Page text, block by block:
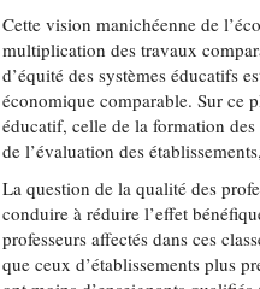
Cette vision manichéenne de
multiplication des travaux
d’équité des systèmes éducatifs
économique comparable. Sur ce
éducatif, celle de la formation
de l’évaluation des
La question de la qualité des
conduire à réduire l’effet
professeurs affectés dans ces
que ceux d’établissements plus